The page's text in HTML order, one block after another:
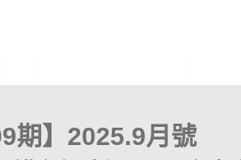
期】2025.9月號